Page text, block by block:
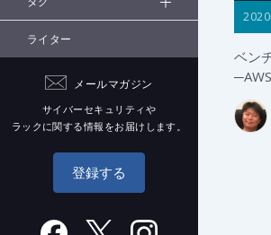
ライター
メールマガジン
サイバーセキュリティや
ラックに関する情報をお届けします。
登録する
ベン